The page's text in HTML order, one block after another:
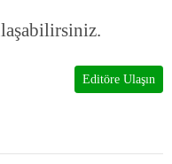
Editöre Ulaşın